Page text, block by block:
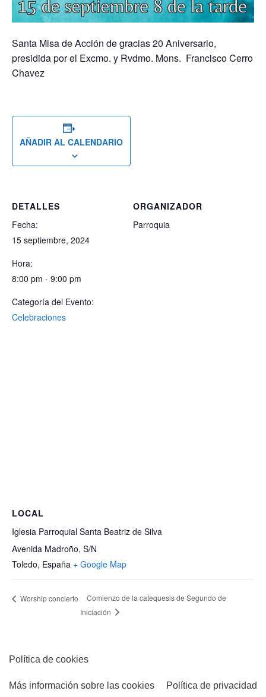
Santa Misa de Acción de gracias 20 Aniversario,
presidida por el Excmo. y Rvdmo. Mons. Francisco Cerro
Chavez
AÑADIR AL CALENDARIO
DETALLES
Fecha:
15 septiembre, 2024
Hora:
8:00 pm - 9:00 pm
Categoría del Evento:
Celebraciones
ORGANIZADOR
Parroquia
LOCAL
Iglesia Parroquial Santa Beatriz de Silva
Avenida Madroño, S/N
Toledo, España + Google Map
Worship concierto
Comienzo de la catequesis de Segundo de
Iniciación
Política de cookies
Más información sobre las cookies Política de privacidad